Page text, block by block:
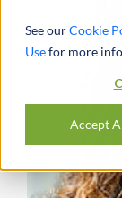
See ourCookie
Usefor more
Accept